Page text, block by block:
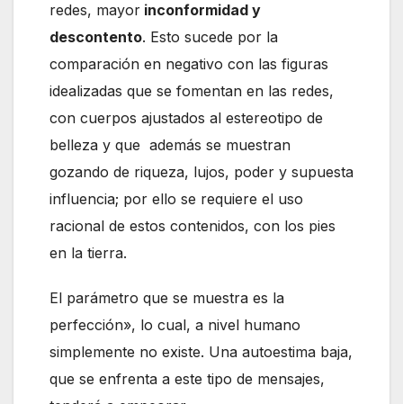
redes, mayor inconformidad y
descontento. Esto sucede por la
comparación en negativo con las figuras
idealizadas que se fomentan en las redes,
con cuerpos ajustados al estereotipo de
belleza y que además se muestran
gozando de riqueza, lujos, poder y supuesta
influencia; por ello se requiere el uso
racional de estos contenidos, con los pies
en la tierra.
El parámetro que se muestra es la
perfección», lo cual, a nivel humano
simplemente no existe. Una autoestima baja,
que se enfrenta a este tipo de mensajes,